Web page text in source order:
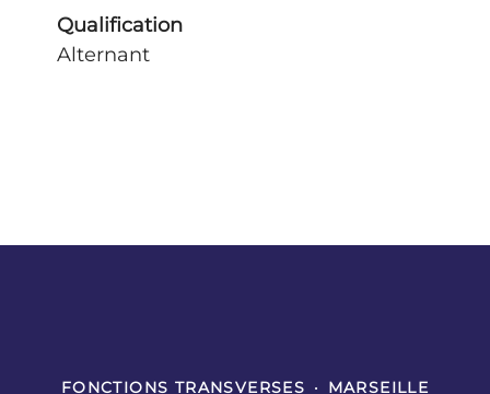
Qualification
Alternant
FONCTIONS TRANSVERSES · MARSEILLE